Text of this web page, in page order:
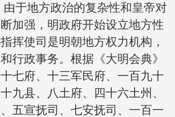
于地方政治的复杂性和皇帝对
加强，明政府开始设立地方性
挥使司是明朝地方权力机构，
行政事务。根据《大明会典》
七府、十三军民府、一百九十
九县、八土府、四十六土州、
五宣抚司、七安抚司、一百一